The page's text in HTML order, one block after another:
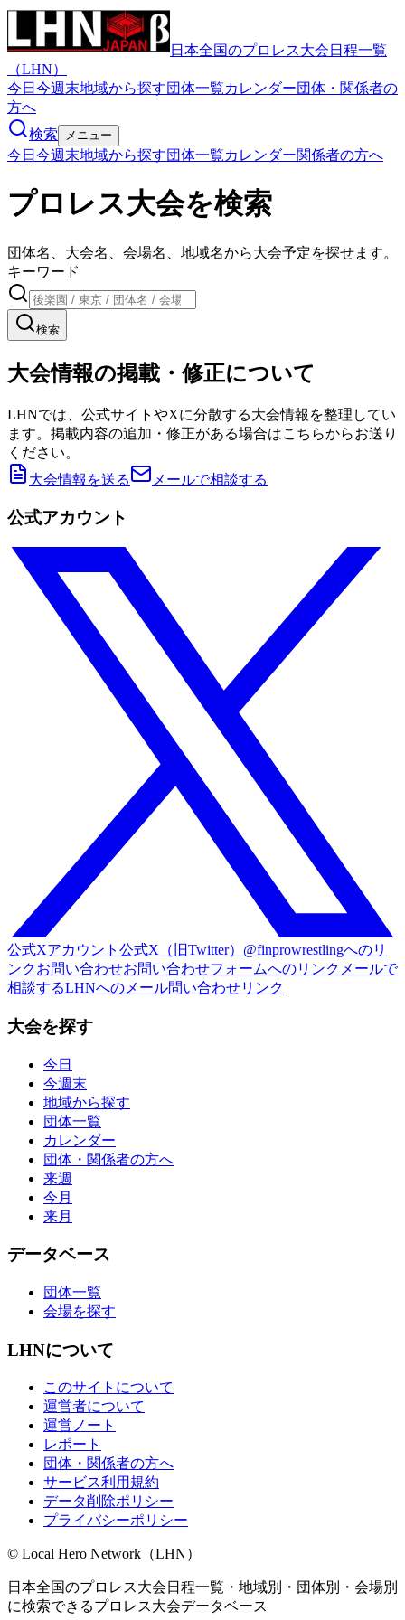
日本全国のプロレス大会日程一覧
（LHN）
今日 今週末地域から探す団体一覧カレンダー団体・関係者の
方へ
検索
メニュー
今日 今週末地域から探す団体一覧カレンダー関係者の方へ
プロレス大会を検索
団体名、大会名、会場名、地域名から大会予定を探せます。
キーワード
検索
大会情報の掲載・修正について
LHNでは、公式サイトやXに分散する大会情報を整理してい
ます。掲載内容の追加・修正がある場合はこちらからお送り
ください。
大会情報を送る
メールで相談する
公式アカウント
公式Xアカウント 公式X（旧Twitter）@finprowrestlingへのリ
ンクお問い合わせお問い合わせフォームへのリンク メールで
相談するLHNへのメール問い合わせリンク
大会を探す
今日
今週末
地域から探す
団体一覧
カレンダー
団体・関係者の方へ
来週
今月
来月
データベース
団体一覧
会場を探す
LHNについて
このサイトについて
運営者について
運営ノート
レポート
団体・関係者の方へ
サービス利用規約
データ削除ポリシー
プライバシーポリシー
© Local Hero Network（LHN）
日本全国のプロレス大会日程一覧・地域別・団体別・会場別
に検索できるプロレス大会データベース